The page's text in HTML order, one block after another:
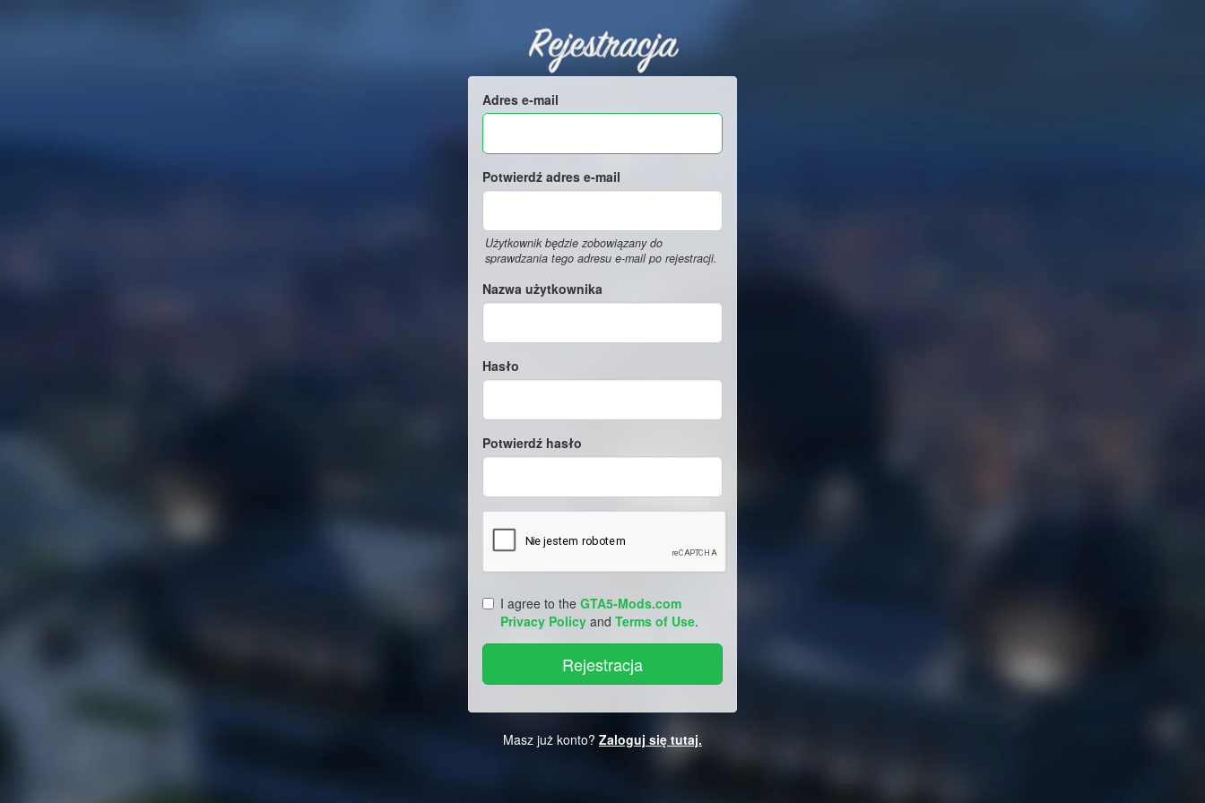
Rejestracja
Adres e-mail
Potwierdź adres e-mail
Użytkownik będzie zobowiązany do
sprawdzania tego adresu e-mail po rejestracji.
Nazwa użytkownika
Hasło
Potwierdź hasło
I agree to the GTA5-Mods.com
Privacy Policy and Terms of Use.
Masz już konto? Zaloguj się tutaj.